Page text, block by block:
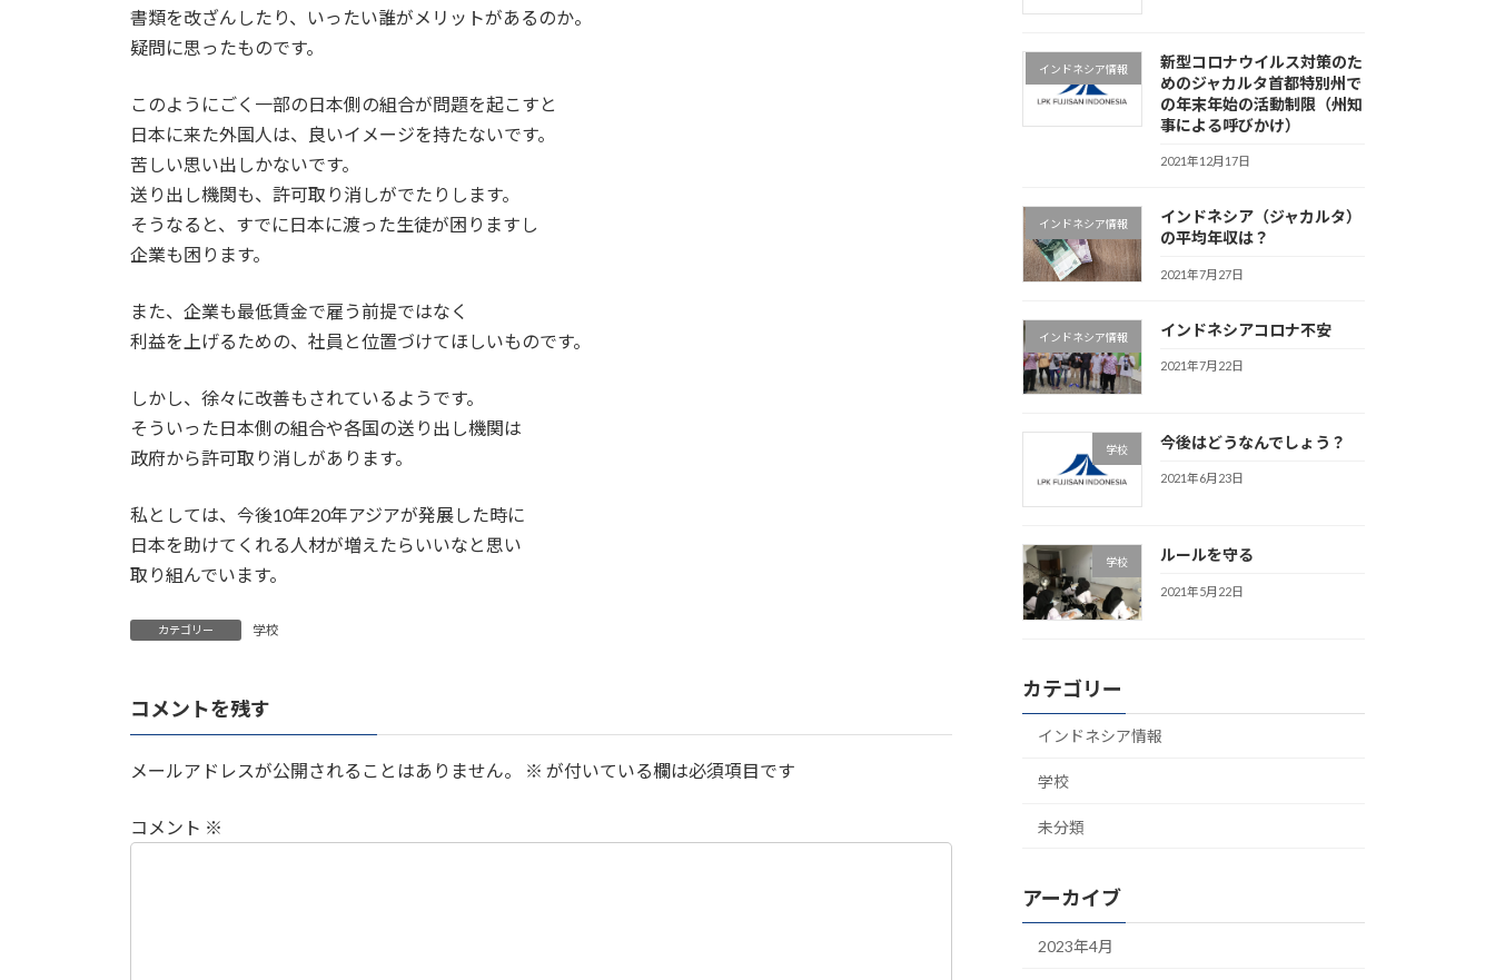
書類を改ざんしたり、いったい誰がメリットがあるのか。
疑問に思ったものです。
このようにごく一部の日本側の組合が問題を起こすと
日本に来た外国人は、良いイメージを持たないです。
苦しい思い出しかないです。
送り出し機関も、許可取り消しがでたりします。
そうなると、すでに日本に渡った生徒が困りますし
企業も困ります。
また、企業も最低賃金で雇う前提ではなく
利益を上げるための、社員と位置づけてほしいものです。
しかし、徐々に改善もされているようです。
そういった日本側の組合や各国の送り出し機関は
政府から許可取り消しがあります。
私としては、今後10年20年アジアが発展した時に
日本を助けてくれる人材が増えたらいいなと思い
取り組んでいます。
カテゴリー 学校
コメントを残す
メールアドレスが公開されることはありません。 ※ が付いている欄は必須項目です
コメント ※
インドネシア情報
新型コロナウイルス対策のた
めのジャカルタ首都特別州で
の年末年始の活動制限（州知
事による呼びかけ）
2021年12月17日
インドネシア情報
インドネシア（ジャカルタ）
の平均年収は？
2021年7月27日
インドネシア情報 インドネシアコロナ不安
2021年7月22日
学校 今後はどうなんでしょう？
2021年6月23日
学校 ルールを守る
2021年5月22日
カテゴリー
インドネシア情報
学校
未分類
アーカイブ
2023年4月